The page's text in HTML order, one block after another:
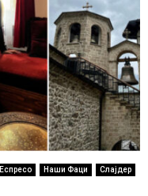
Еспресо Наши Фаци
Слајдер